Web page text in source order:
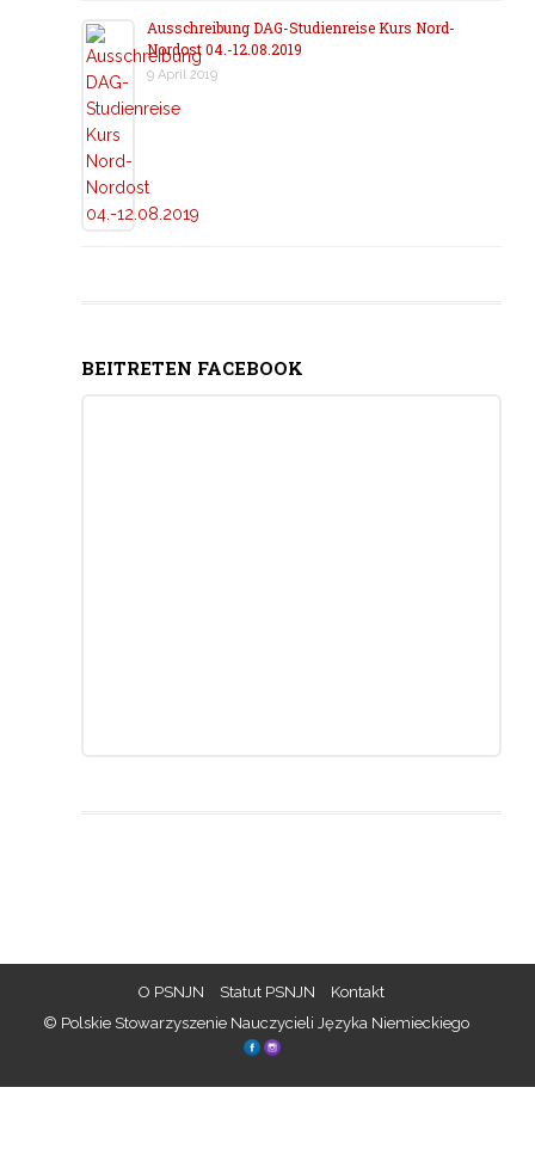
Ausschreibung DAG-Studienreise Kurs Nord-
Nordost 04.-12.08.2019
9 April 2019
BEITRETEN FACEBOOK
O PSNJN Statut PSNJN
Kontakt
© Polskie Stowarzyszenie Nauczycieli Języka Niemieckiego